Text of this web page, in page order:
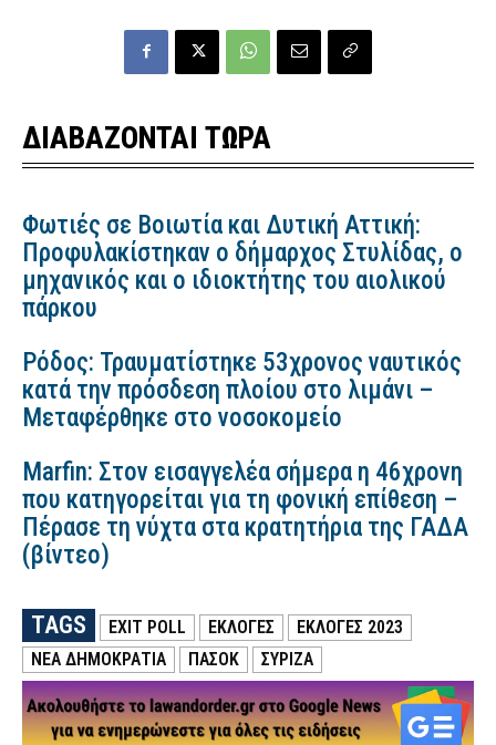
ΔΙΑΒΑΖΟΝΤΑΙ ΤΩΡΑ
Φωτιές σε Βοιωτία και Δυτική Αττική:
Προφυλακίστηκαν ο δήμαρχος Στυλίδας, ο
μηχανικός και ο ιδιοκτήτης του αιολικού
πάρκου
Ρόδος: Τραυματίστηκε 53χρονος ναυτικός
κατά την πρόσδεση πλοίου στο λιμάνι –
Μεταφέρθηκε στο νοσοκομείο
Marfin: Στον εισαγγελέα σήμερα η 46χρονη
που κατηγορείται για τη φονική επίθεση –
Πέρασε τη νύχτα στα κρατητήρια της ΓΑΔΑ
(βίντεο)
TAGS EXIT POLL ΕΚΛΟΓΕΣ
ΕΚΛΟΓΕΣ 2023
ΝΕΑ ΔΗΜΟΚΡΑΤΙΑ
ΠΑΣΟΚ ΣΥΡΙΖΑ